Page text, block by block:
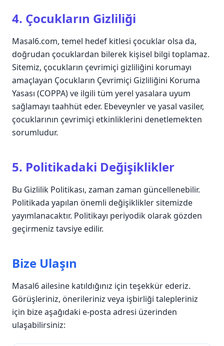
4. Çocukların Gizliliği
Masal6.com, temel hedef kitlesi çocuklar olsa da,
doğrudan çocuklardan bilerek kişisel bilgi toplamaz.
Sitemiz, çocukların çevrimiçi gizliliğini korumayı
amaçlayan Çocukların Çevrimiçi Gizliliğini Koruma
Yasası (COPPA)ve ilgili tüm yerel yasalara uyum
sağlamayı taahhüt eder. Ebeveynler ve yasal vasiler,
çocuklarının çevrimiçi etkinliklerini denetlemekten
sorumludur.
5. Politikadaki Değişiklikler
Bu Gizlilik Politikası, zaman zaman güncellenebilir.
Politikada yapılan önemli değişiklikler sitemizde
yayımlanacaktır. Politikayı periyodik olarak gözden
geçirmeniz tavsiye edilir.
Bize Ulaşın
Masal6 ailesine katıldığınız için teşekkür ederiz.
Görüşleriniz, önerileriniz veya işbirliği talepleriniz
için bize aşağıdaki e-posta adresi üzerinden
ulaşabilirsiniz: